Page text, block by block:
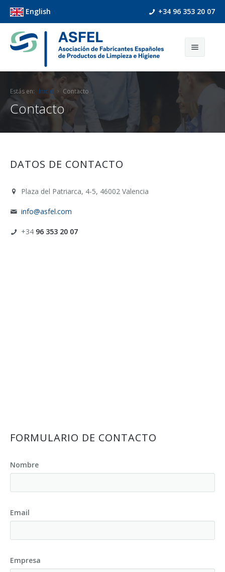
English +34 96 353 20 07
Quienes Somos
Colaboradores
Acuerdos de colaboración con proveedores
Contacto
Estás en: Inicio Contacto
Contacto
DATOS DE CONTACTO
Plaza del Patriarca, 4-5, 46002 Valencia
info@asfel.com
+34 96 353 20 07
FORMULARIO DE CONTACTO
Nombre
Email
Empresa